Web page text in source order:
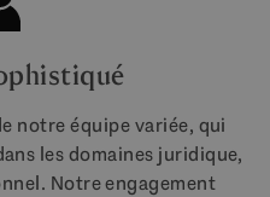
notre équipe variée, qui
les domaines juridique,
Notre engagement